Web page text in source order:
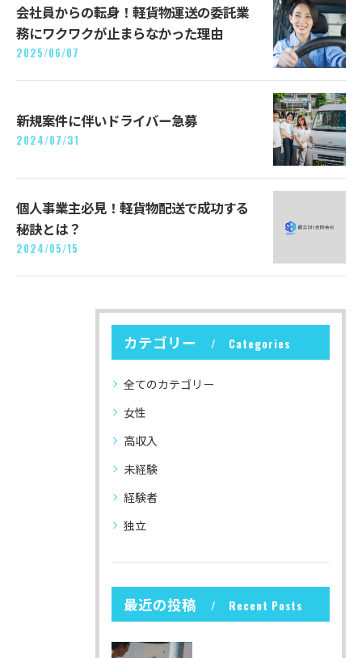
会社員からの転身！軽貨物運送の委託業
務にワクワクが止まらなかった理由
2025/06/07
新規案件に伴いドライバー急募
2024/07/31
個人事業主必見！軽貨物配送で成功する
秘訣とは？
2024/05/15
カテゴリー Categories
全てのカテゴリー
女性
高収入
未経験
経験者
独立
最近の投稿 Recent Posts